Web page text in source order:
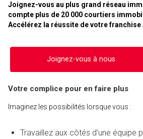
Joignez-vous au plus grand réseau
compte plus de 20 000 courtiers
Accélérez la réussite de votre franchise
Joignez-vous à nous
Votre complice pour en faire plus
Imaginez les possibilités lorsque vous :
Travaillez aux côtés d’une équipe